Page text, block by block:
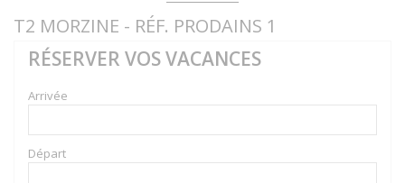
T2 MORZINE - RÉF. PRODAINS 1
RÉSERVER VOS VACANCES
Arrivée
Départ